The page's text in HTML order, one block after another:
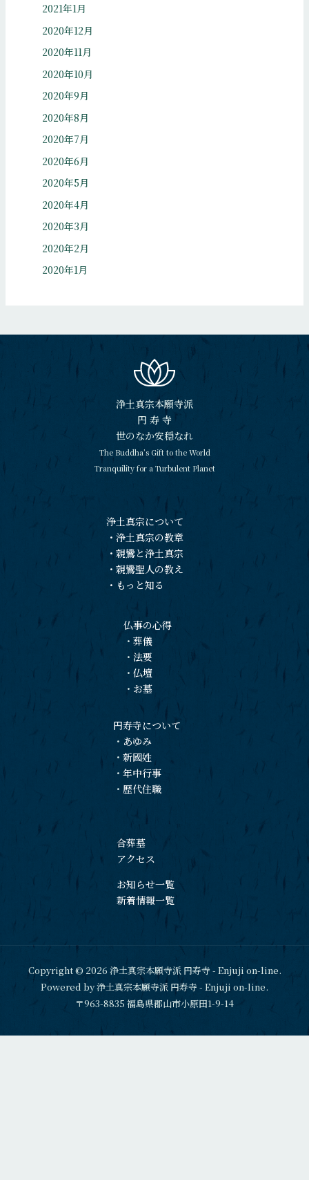
2021年1月
2020年12月
2020年11月
2020年10月
2020年9月
2020年8月
2020年7月
2020年6月
2020年5月
2020年4月
2020年3月
2020年2月
2020年1月
浄土真宗本願寺派
円 寿 寺
世のなか安穏なれ
The Buddha’s Gift to the World
Tranquility for a Turbulent Planet
浄土真宗について
・浄土真宗の教章
・親鸞と浄土真宗
・親鸞聖人の教え
・ もっと知る
仏事の心得
・葬儀
・法要
・仏壇
・ お墓
円寿寺について
・ あゆみ
・新國姓
・年中行事
・ 歴代住職
合葬墓
アクセス
お知らせ一覧
新着情報一覧
Copyright © 2026 浄土真宗本願寺派 円寿寺 - Enjuji on-line.
Powered by 浄土真宗本願寺派 円寿寺 - Enjuji on-line.
〒963-8835 福島県郡山市小原田1-9-14